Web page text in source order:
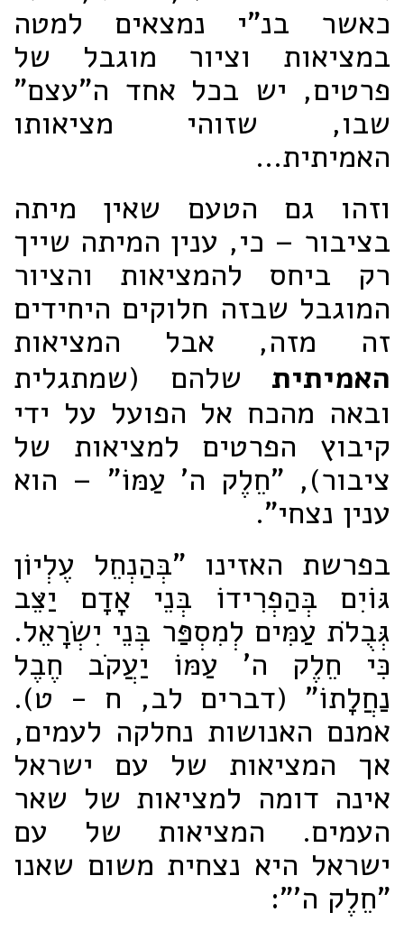
כאשר בנ"י נמצאים למטה
במציאות וציור מוגבל של
פרטים, יש בכל אחד ה"עצם"
שבו, שזוהי מציאותו
האמיתית...
וזהו גם הטעם שאין מיתה
בציבור – כי, ענין המיתה שייך
רק ביחס להמציאות והציור
המוגבל שבזה חלוקים היחידים
זה מזה, אבל המציאות
האמיתית שלהם (שמתגלית
ובאה מהכח אל הפועל על ידי
קיבוץ הפרטים למציאות של
ציבור), "חֵלֶק ה' עַמּוֹ" – הוא
ענין נצחי".
בפרשת האזינו "בְּהַנְחֵל עֶלְיוֹן
גּוֹיִם בְּהַפְרִידוֹ בְּנֵי אָדָם יַצֵּב
גְּבֻלֹת עַמִּים לְמִסְפַּר בְּנֵי יִשְׂרָאֵל.
כִּי חֵלֶק ה' עַמּוֹ יַעֲקֹב חֶבֶל
נַחֲלָתוֹ" (דברים לב, ח - ט).
אמנם האנושות נחלקה לעמים,
אך המציאות של עם ישראל
אינה דומה למציאות של שאר
העמים. המציאות של עם
ישראל היא נצחית משום שאנו
"חֵלֶק ה'":